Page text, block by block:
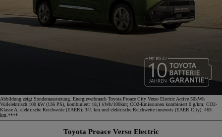
Abbildung zeigt Sonderausstattung. Energieverbrauch Toyota Proace City Verso Electric Active 50kWh
Vollelektrisch 100 kW (136 PS), kombiniert: 18,1 kWh/100km; CO2-Emissionen kombiniert 0 g/km; CO2-
Klasse A; elektrische Reichweite (EAER): 341 km und elektrische Reichweite innerorts (EAER City): 463
km.****
Toyota Proace Verso Electric